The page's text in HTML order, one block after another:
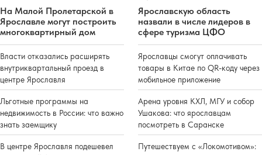
На Малой Пролетарской в
Ярославле могут построить
многоквартирный дом
Власти отказались расширять
внутриквартальный проезд в
центре Ярославля
Льготные программы на
недвижимость в России: что важно
знать заемщику
В центре Ярославля подешевел
Ярославскую область
назвали в числе лидеров в
сфере туризма ЦФО
Ярославцы смогут оплачивать
товары в Китае по QR-коду через
мобильное приложение
Арена уровня КХЛ, МГУ и собор
Ушакова: что ярославцам
посмотреть в Саранске
Путешествуем с «Локомотивом»: